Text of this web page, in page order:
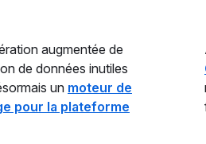
augmentée de
de données inutiles
un moteur de
pour la plateforme